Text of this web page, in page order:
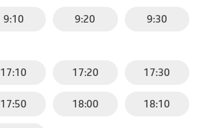
9:10 9:20 9:30
17:10 17:20 17:30
17:50 18:00 18:10